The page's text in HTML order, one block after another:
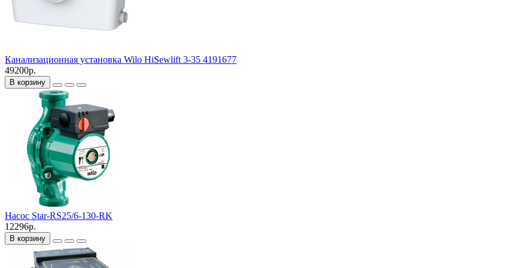
Канализационная установка Wilo HiSewlift 3-35 4191677
49200р.
В корзину
Насос Star-RS25/6-130-RK
12296р.
В корзину